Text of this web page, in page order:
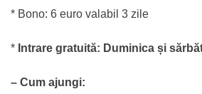
* Bono: 6 euro valabil 3 zile
* Intrare gratuită: Duminica și
– Cum ajungi: